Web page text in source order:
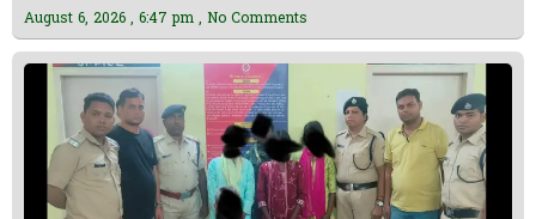
August 6, 2026 6:47 pm No Comments